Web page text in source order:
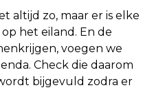
altijd zo, maar er is elke
het eiland. En de
voegen we
Check die daarom
bijgevuld zodra er